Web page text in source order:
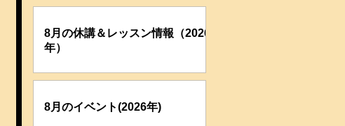
8月の休講＆レッスン情報（2026
年）
8月のイベント(2026年)